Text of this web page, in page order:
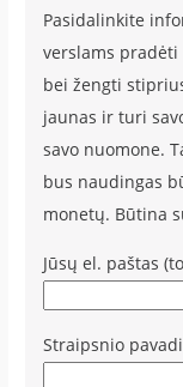
Pasidalinkite
verslams
bei žengti
jaunas ir turi
savo nuomone.
bus naudingas
monetų. Būtina
Jūsų el. paštas
Straipsnio